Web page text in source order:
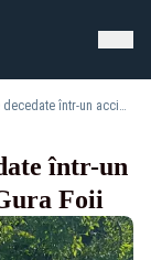
Update| Două persoane decedate într-un accident teribil, pe DN 7, la Gura Foii
într-un
Foii